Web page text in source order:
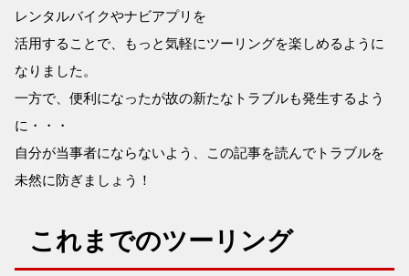
レンタルバイクやナビアプリを
活用することで、もっと気軽にツーリングを楽しめるように
なりました。
一方で、便利になったが故の新たなトラブルも発生するよう
に・・・
自分が当事者にならないよう、この記事を読んでトラブルを
未然に防ぎましょう！
これまでのツーリング